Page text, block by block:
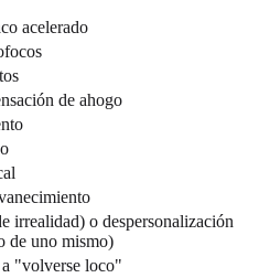
acelerado
de ahogo
irrealidad) o despersonalización
de uno mismo)
"volverse loco"